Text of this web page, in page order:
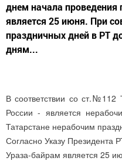
днем начала
является 25 июня. При
праздничных дней в РТ
дням...
В соответствии со
России - является
Татарстане нерабочим
Согласно Указу Президента
Ураза-байрам является 25